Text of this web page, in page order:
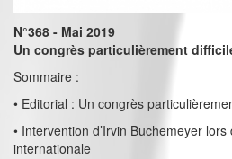
N°368 - Mai 2019
Un congrès particulièrement
Sommaire :
• Editorial : Un congrès
• Intervention d’Irvin Buchemeyer
internationale